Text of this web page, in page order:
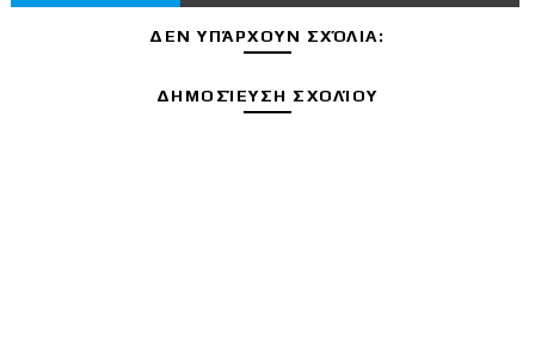
ΔΕΝ ΥΠΆΡΧΟΥΝ ΣΧΌΛΙΑ:
ΔΗΜΟΣΊΕΥΣΗ ΣΧΟΛΊΟΥ